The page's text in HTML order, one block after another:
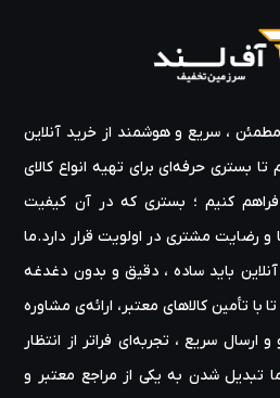
، سریع و هوشمند از خرید آنلاین
بستری حرفه‌ای برای تهیه‌ انواع کالای
کنیم ؛ بستری که در آن کیفیت
مشتری در اولویت قرار دارد.ما
آنلاین باید ساده ، دقیق و بدون دغدغه
با تأمین کالاهای معتبر، ارائه‌ی مشاوره‌
سریع ، تجربه‌ای فراتر از انتظار
ما تبدیل شدن به یکی از مراجع معتبر و